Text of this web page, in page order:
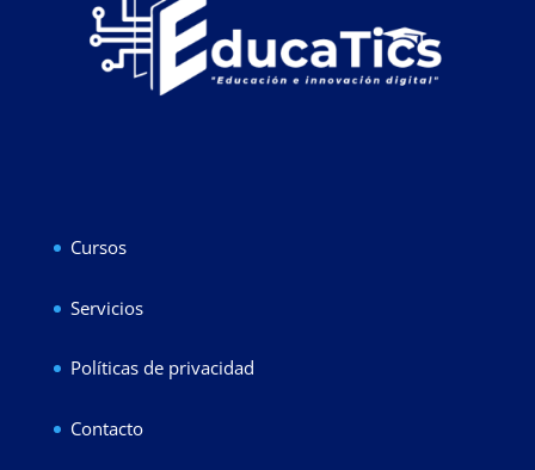
Cursos
Servicios
Políticas de privacidad
Contacto